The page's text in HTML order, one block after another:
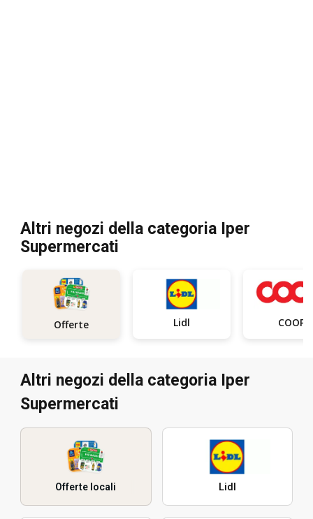
Altri negozi della categoria Iper
Supermercati
Offerte Lidl COOP
Altri negozi della categoria Iper
Supermercati
Offerte locali Lidl